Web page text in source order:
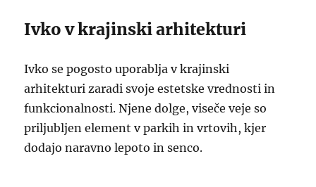
Ivko v krajinski arhitekturi
Ivko se pogosto uporablja v krajinski
arhitekturi zaradi svoje estetske vrednosti in
funkcionalnosti. Njene dolge, viseče veje so
priljubljen element v parkih in vrtovih, kjer
dodajo naravno lepoto in senco.